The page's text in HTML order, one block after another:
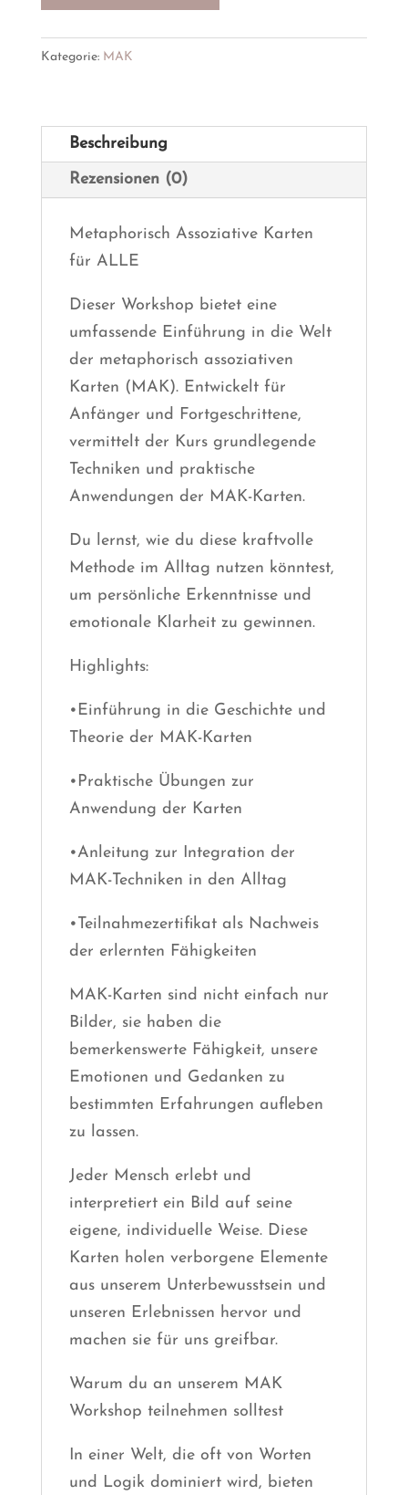
Kategorie: MAK
Beschreibung
Rezensionen (0)
Metaphorisch Assoziative Karten
für ALLE
Dieser Workshop bietet eine
umfassende Einführung in die Welt
der metaphorisch assoziativen
Karten (MAK). Entwickelt für
Anfänger und Fortgeschrittene,
vermittelt der Kurs grundlegende
Techniken und praktische
Anwendungen der MAK-Karten.
Du lernst, wie du diese kraftvolle
Methode im Alltag nutzen könntest,
um persönliche Erkenntnisse und
emotionale Klarheit zu gewinnen.
Highlights:
•Einführung in die Geschichte und
Theorie der MAK-Karten
•Praktische Übungen zur
Anwendung der Karten
•Anleitung zur Integration der
MAK-Techniken in den Alltag
•Teilnahmezertifikat als Nachweis
der erlernten Fähigkeiten
MAK-Karten sind nicht einfach nur
Bilder, sie haben die
bemerkenswerte Fähigkeit, unsere
Emotionen und Gedanken zu
bestimmten Erfahrungen aufleben
zu lassen.
Jeder Mensch erlebt und
interpretiert ein Bild auf seine
eigene, individuelle Weise. Diese
Karten holen verborgene Elemente
aus unserem Unterbewusstsein und
unseren Erlebnissen hervor und
machen sie für uns greifbar.
Warum du an unserem MAK
Workshop teilnehmen solltest
In einer Welt, die oft von Worten
und Logik dominiert wird, bieten